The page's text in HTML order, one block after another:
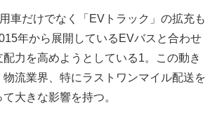
車だけでなく「EVトラック」の拡充も
年から展開しているEVバスと合わせ
力を高めようとしている1。この動き
流業界、特にラストワンマイル配送を
大きな影響を持つ。